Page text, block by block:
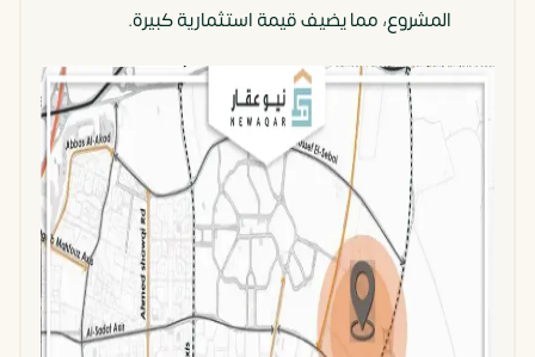
المشروع، مما يضيف قيمة استثمارية كبيرة.